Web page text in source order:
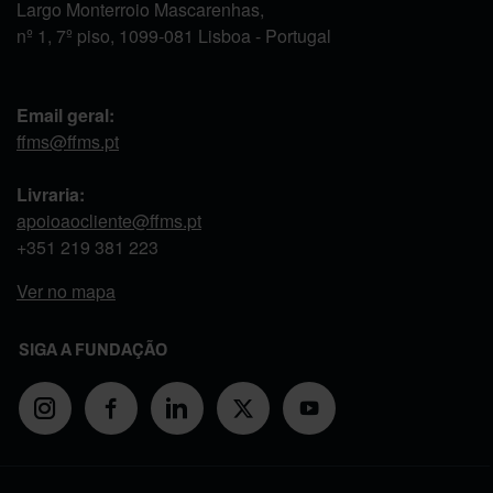
Largo Monterroio Mascarenhas,
nº 1, 7º piso, 1099-081 Lisboa - Portugal
Email geral:
ffms@ffms.pt
Livraria:
apoioaocliente@ffms.pt
+351 219 381 223
Ver no mapa
SIGA A FUNDAÇÃO